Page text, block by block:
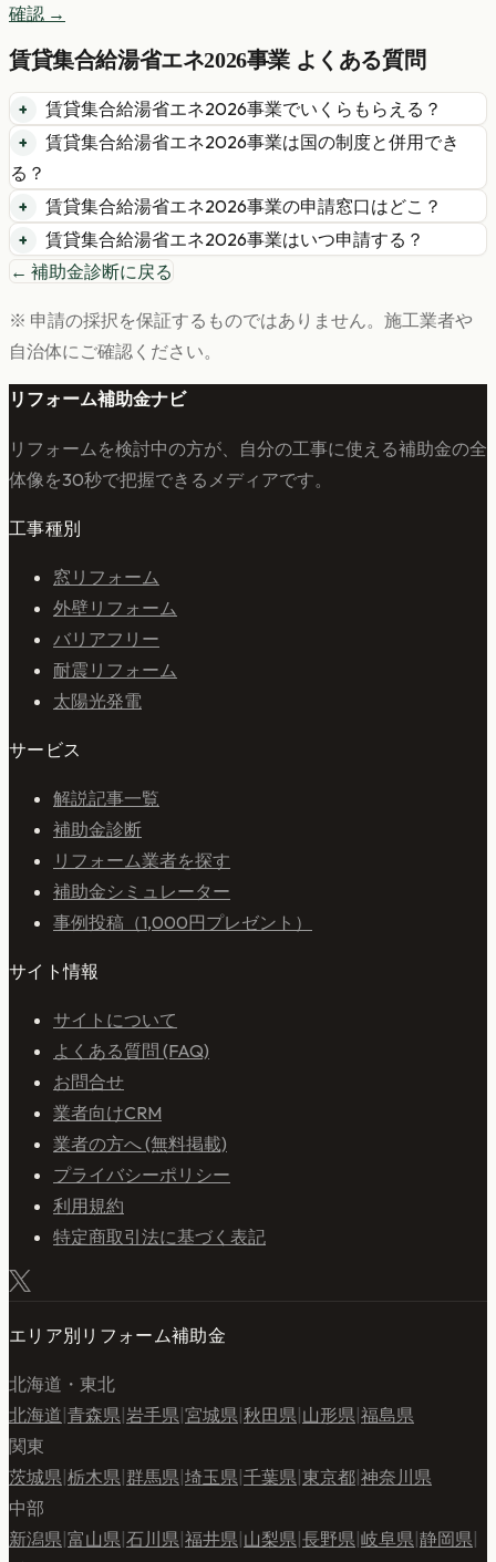
確認 →
賃貸集合給湯省エネ2026事業 よくある質問
賃貸集合給湯省エネ2026事業でいくらもらえる？
賃貸集合給湯省エネ2026事業は国の制度と併用でき
る？
賃貸集合給湯省エネ2026事業の申請窓口はどこ？
賃貸集合給湯省エネ2026事業はいつ申請する？
← 補助金診断に戻る
※ 申請の採択を保証するものではありません。施工業者や
自治体にご確認ください。
リフォーム補助金ナビ
リフォームを検討中の方が、自分の工事に使える補助金の全
体像を30秒で把握できるメディアです。
工事種別
窓リフォーム
外壁リフォーム
バリアフリー
耐震リフォーム
太陽光発電
サービス
解説記事一覧
補助金診断
リフォーム業者を探す
補助金シミュレーター
事例投稿（1,000円プレゼント）
サイト情報
サイトについて
よくある質問 (FAQ)
お問合せ
業者向けCRM
業者の方へ (無料掲載)
プライバシーポリシー
利用規約
特定商取引法に基づく表記
エリア別リフォーム補助金
北海道・東北
北海道|青森県|岩手県|宮城県|秋田県|山形県|福島県
関東
茨城県|栃木県|群馬県|埼玉県|千葉県|東京都|神奈川県
中部
新潟県|富山県|石川県|福井県|山梨県|長野県|岐阜県|静岡県|